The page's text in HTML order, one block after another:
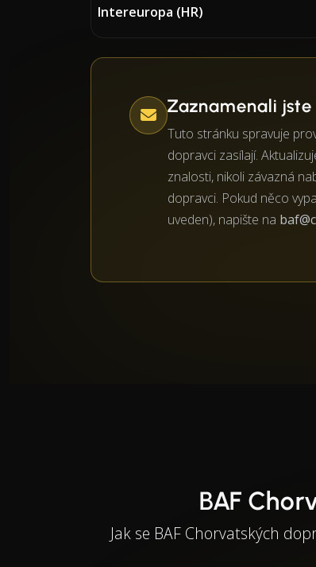
Intereuropa (HR)
Zaznamenali jste
Tuto stránku spravuje
dopravci zasílají.
znalosti, nikoli závazná
dopravci. Pokud něco
uveden), napište na
BAF
Jak se BAF Chorvatských